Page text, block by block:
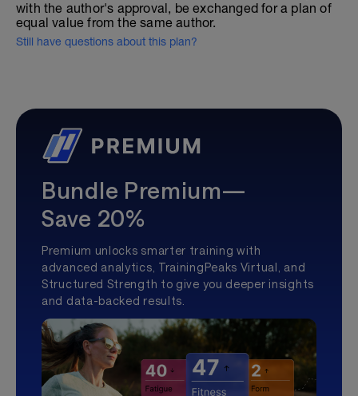
with the author's approval, be exchanged for a plan of
equal value from the same author.
Still have questions about this plan?
Bundle Premium—
Save 20%
Premium unlocks smarter training with
advanced analytics, TrainingPeaks Virtual, and
Structured Strength to give you deeper insights
and data-backed results.